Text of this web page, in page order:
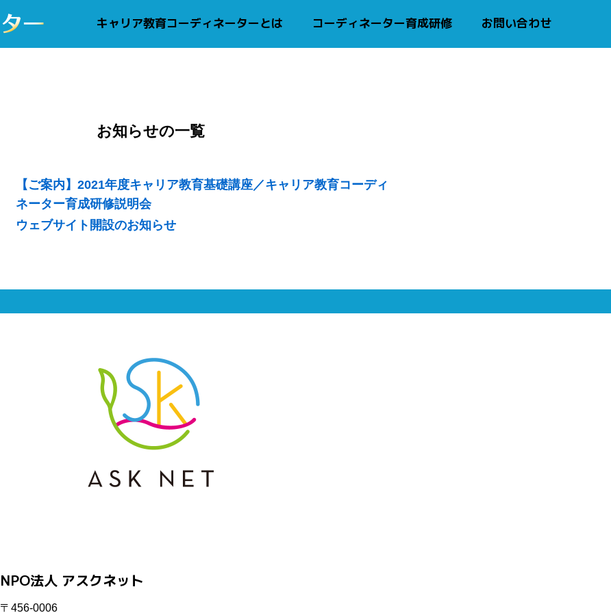
キャリア教育コーディネーターとは コーディネーター育成研修 お問い合わせ
お知らせの一覧
【ご案内】2021年度キャリア教育基礎講座／キャリア教育コーディ
ネーター育成研修説明会
ウェブサイト開設のお知らせ
NPO法人 アスクネット
〒456-0006